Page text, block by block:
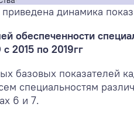
динамика
обеспеченности
2015 по 2019гг
базовых показателей
специальностям
6 и 7.